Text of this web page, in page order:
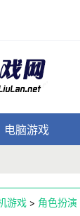
电脑游戏
游戏 > 角色扮演